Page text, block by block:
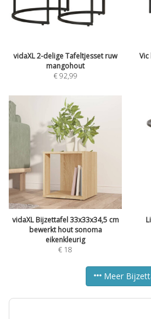
vidaXL 2-delige Tafeltjesset ruw
mangohout
€92,99
vidaXL Bijzettafel 33x33x34,5 cm
bewerkt hout sonoma
eikenkleurig
€ 18
Meer